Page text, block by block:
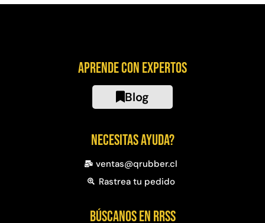
Aprende con expertos
Blog
Necesitas ayuda?
ventas@qrubber.cl
Rastrea tu pedido
Búscanos en RRSS